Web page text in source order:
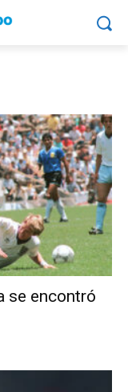
se encontró